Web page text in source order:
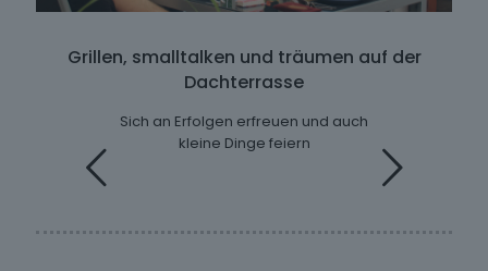
Grillen, smalltalken und träumen auf der
Dachterrasse
Sich an Erfolgen erfreuen und auch
kleine Dinge feiern